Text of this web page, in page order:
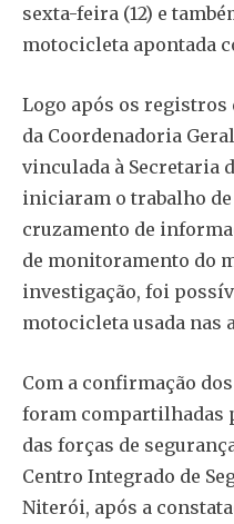
sexta-feira (12) e
motocicleta apontada
Logo após os registros
da Coordenadoria
vinculada à Secretaria
iniciaram o trabalho
cruzamento de
de monitoramento do
investigação, foi
motocicleta usada nas
Com a confirmação
foram compartilhadas
das forças de
Centro Integrado de
Niterói, após a